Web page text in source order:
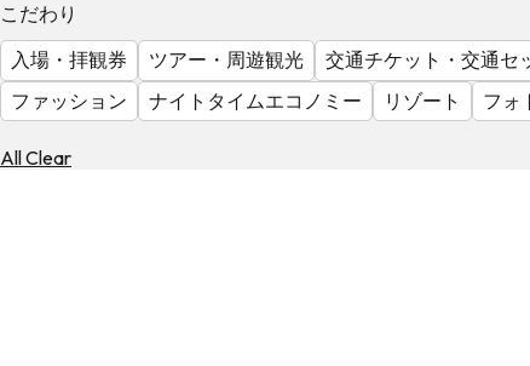
べ
る
天
気
を
見
こだわり
入場・拝観券
ツアー・周遊観光 交通チケット・交通セ
ファッション
ナイトタイムエコノミー リゾート フォ
All Clear